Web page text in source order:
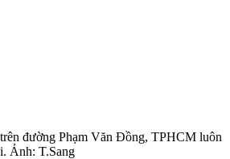
đường Phạm Văn Đồng, TPHCM luôn
Ảnh: T.Sang